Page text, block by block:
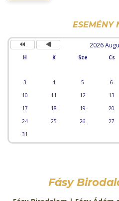
ESEMÉNY
2026
H K Sze Cs
3
4 5 6
10
11 12 13
17
18 19 20
24
25 26 27
31
Fásy